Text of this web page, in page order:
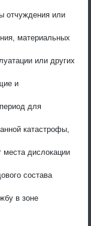
отчуждения или
материальных
или других
и
для
катастрофы,
места дислокации
состава
в зоне